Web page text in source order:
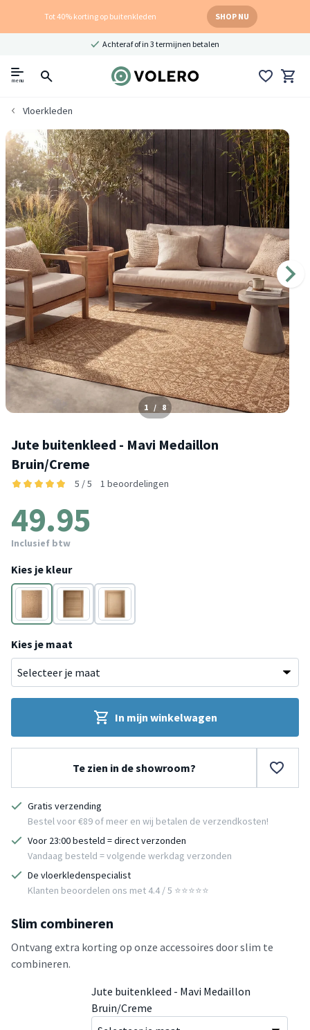
Tot 40% korting op buitenkleden SHOP NU
Achteraf of in 3 termijnen betalen
menu
Vloerkleden
1 / 8
Jute buitenkleed - Mavi Medaillon
Bruin/Creme
5 / 5 1 beoordelingen
49.95
Inclusief btw
Kies je kleur
Bruin Bruin
Bruin
Kies je maat
In mijn winkelwagen
Te zien in de showroom?
Gratis verzending
Bestel voor €89 of meer en wij betalen de verzendkosten!
Voor 23:00 besteld = direct verzonden
Vandaag besteld = volgende werkdag verzonden
De vloerkledenspecialist
Klanten beoordelen ons met 4.4 / 5 ⭐⭐⭐⭐⭐
Slim combineren
Ontvang extra korting op onze accessoires door slim te
combineren.
Jute buitenkleed - Mavi Medaillon
Bruin/Creme